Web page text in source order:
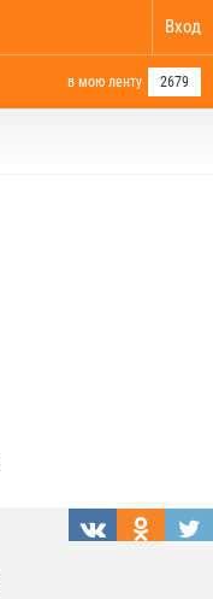
Вход
в мою ленту 2679